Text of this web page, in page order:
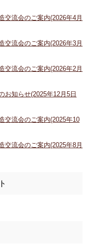
交流会のご案内(2026年4月
交流会のご案内(2026年3月
交流会のご案内(2026年2月
お知らせ(2025年12月5日
交流会のご案内(2025年10
交流会のご案内(2025年8月